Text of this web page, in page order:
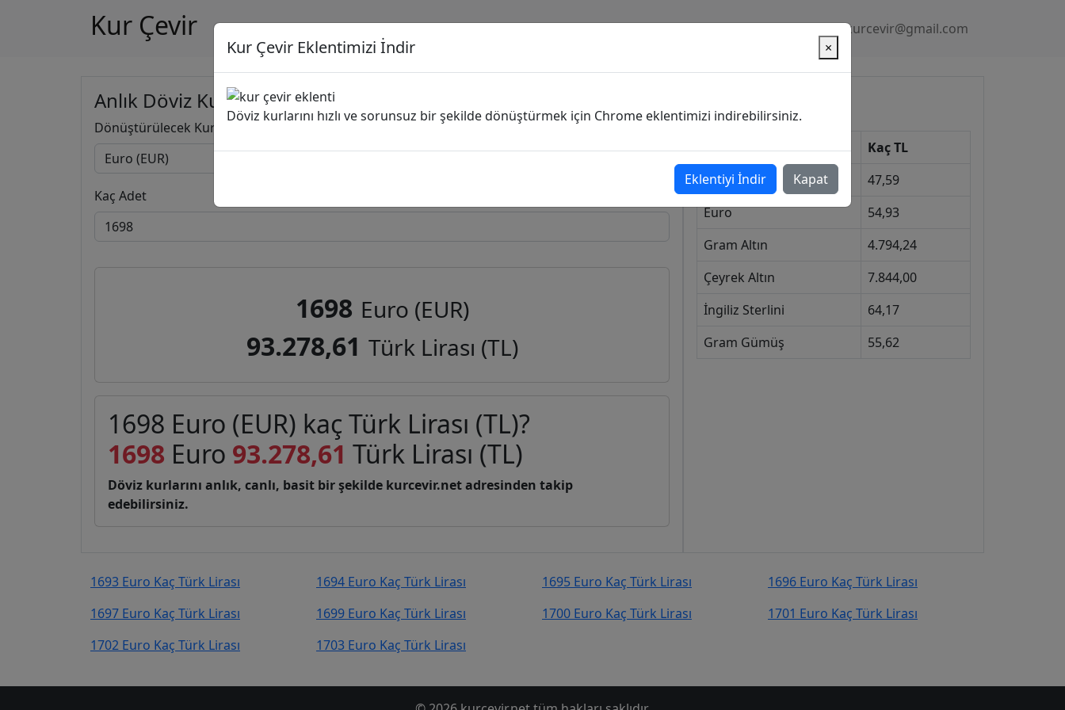
Kur Çevir Gizlilik Politikası kurcevir@gmail.com
Anlık Döviz Kuru Hesapla
Dönüştürülecek Kur Dönüşecek Kur
Kaç Adet
1698 Euro (EUR)
93.278,61 Türk Lirası (TL)
1698 Euro (EUR) kaç Türk Lirası (TL)?
1698 Euro 93.278,61 Türk Lirası (TL)
Döviz kurlarını anlık, canlı, basit bir şekilde kurcevir.net adresinden takip
edebilirsiniz.
Kur
Kaç TL
Dolar
47,59
Euro
54,93
Gram Altın
4.794,24
Çeyrek Altın
7.844,00
İngiliz Sterlini
64,17
Gram Gümüş
55,62
1693 Euro Kaç Türk Lirası 1694 Euro Kaç Türk Lirası 1695 Euro Kaç Türk Lirası
1696 Euro Kaç Türk Lirası
1697 Euro Kaç Türk Lirası
1699 Euro Kaç Türk Lirası 1700 Euro Kaç Türk Lirası
1701 Euro Kaç Türk Lirası
1702 Euro Kaç Türk Lirası
1703 Euro Kaç Türk Lirası
Kur Çevir Eklentimizi İndir ×
Döviz kurlarını hızlı ve sorunsuz bir şekilde dönüştürmek için Chrome eklentimizi indirebilirsiniz.
Eklentiyi İndir Kapat